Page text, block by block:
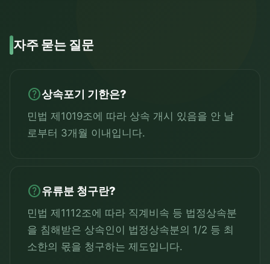
자주 묻는 질문
help상속포기 기한은?
민법 제1019조에 따라 상속 개시 있음을 안 날
로부터 3개월 이내입니다.
help유류분 청구란?
민법 제1112조에 따라 직계비속 등 법정상속분
을 침해받은 상속인이 법정상속분의 1/2 등 최
소한의 몫을 청구하는 제도입니다.